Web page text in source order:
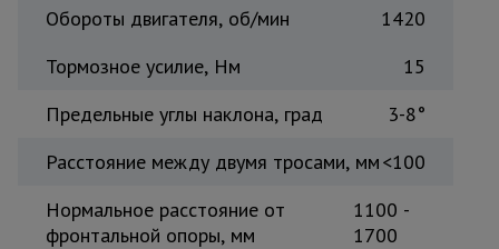
Обороты двигателя, об/мин
1420
Тормозное усилие, Нм
15
Предельные углы наклона, град
3-8°
Расстояние между двумя тросами, мм<100
Нормальное расстояние от
фронтальной опоры, мм
1100 -
1700